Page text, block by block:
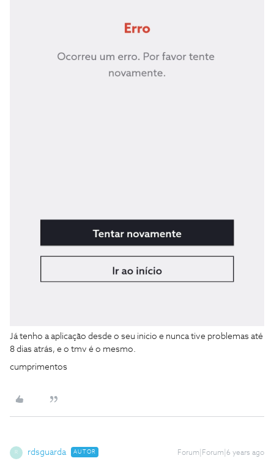
Já tenho a aplicação desde o seu inicio e nunca tive problemas até
8 dias atrás, e o tmv é o mesmo.
cumprimentos
R rdsguarda AUTOR Forum|Forum|6 years ago